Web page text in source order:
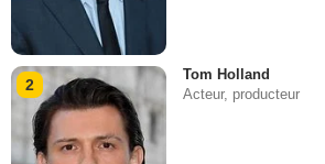
2
Tom Holland
Acteur, producteur